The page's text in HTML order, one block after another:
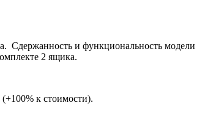
Сдержанность и функциональность модели
2 ящика.
к стоимости).